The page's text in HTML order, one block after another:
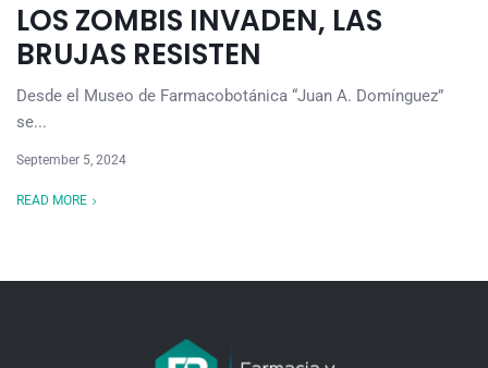
LOS ZOMBIS INVADEN, LAS
BRUJAS RESISTEN
Desde el Museo de Farmacobotánica “Juan A. Domínguez”
se...
September 5, 2024
READ MORE